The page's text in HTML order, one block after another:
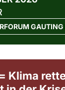
GAUTING
Klima